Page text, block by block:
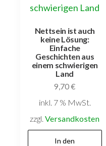
Nettsein ist auch
keine Lösung:
Einfache
Geschichten aus
einem schwierigen
Land
9,70€
inkl. 7 % MwSt.
zzgl.Versandkosten
In den